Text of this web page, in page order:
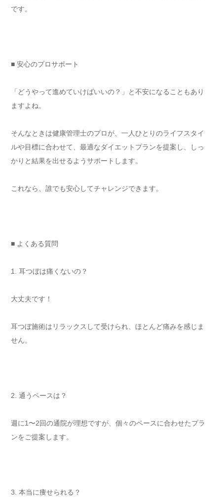
です。
■ 安心のプロサポート
「どうやって進めていけばいいの？」と不安になることもあり
ますよね。
そんなときは健康管理士のプロが、一人ひとりのライフスタイ
ルや目標に合わせて、最適なダイエットプランを提案し、しっ
かりと結果を出せるようサポートします。
これなら、誰でも安心してチャレンジできます。
■ よくある質問
1. 耳つぼは痛くないの？
大丈夫です！
耳つぼ施術はリラックスして受けられ、ほとんど痛みを感じま
せん。
2. 通うペースは？
週に1〜2回の通院が理想ですが、個々のペースに合わせたプラ
ンをご提案します。
3. 本当に痩せられる？